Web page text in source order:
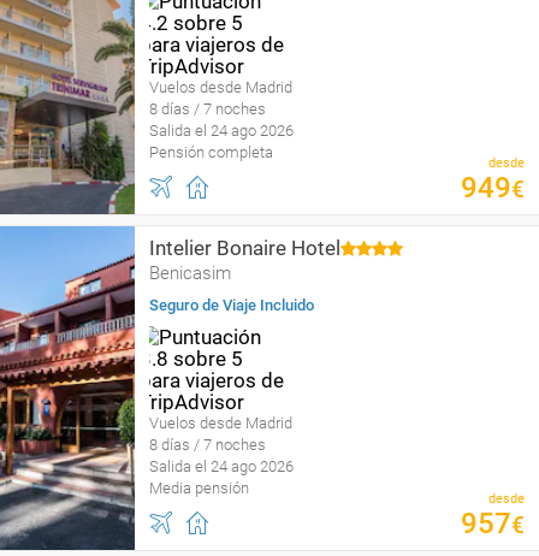
Vuelos desde Madrid
8 días / 7 noches
Salida el 24 ago 2026
Pensión completa
desde
949€
Intelier Bonaire Hotel
Benicasim
Seguro de Viaje Incluido
Vuelos desde Madrid
8 días / 7 noches
Salida el 24 ago 2026
Media pensión
desde
957€